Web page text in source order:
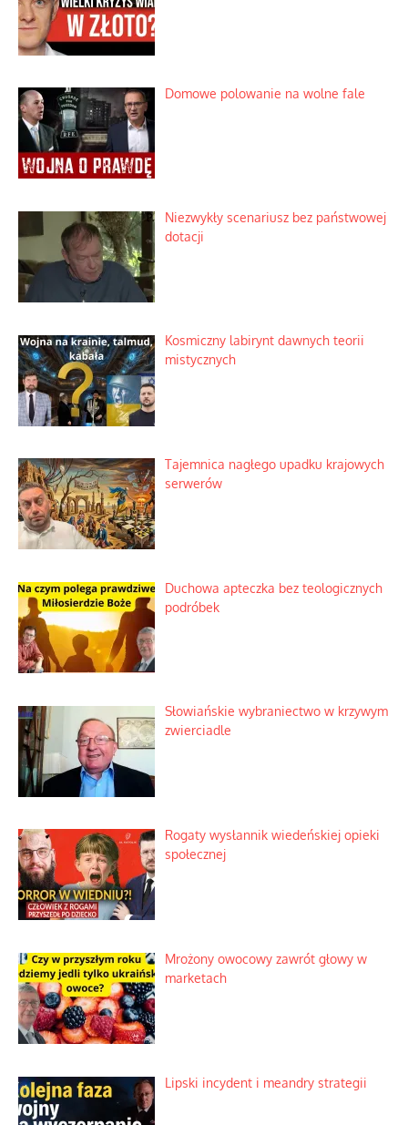
Domowe polowanie na wolne fale
Niezwykły scenariusz bez państwowej
dotacji
Kosmiczny labirynt dawnych teorii
mistycznych
Tajemnica nagłego upadku krajowych
serwerów
Duchowa apteczka bez teologicznych
podróbek
Słowiańskie wybraniectwo w krzywym
zwierciadle
Rogaty wysłannik wiedeńskiej opieki
społecznej
Mrożony owocowy zawrót głowy w
marketach
Lipski incydent i meandry strategii